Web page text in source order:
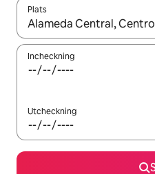
Plats
När resultaten är
Incheckning
Utcheckning